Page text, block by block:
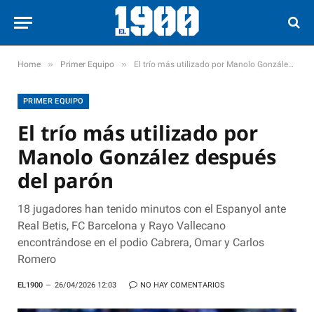
Home » Primer Equipo » El trío más utilizado por Manolo González después del parón
PRIMER EQUIPO
El trío más utilizado por
Manolo González después
del parón
18 jugadores han tenido minutos con el Espanyol ante
Real Betis, FC Barcelona y Rayo Vallecano
encontrándose en el podio Cabrera, Omar y Carlos
Romero
EL1900 26/04/2026 12:03 NO HAY COMENTARIOS